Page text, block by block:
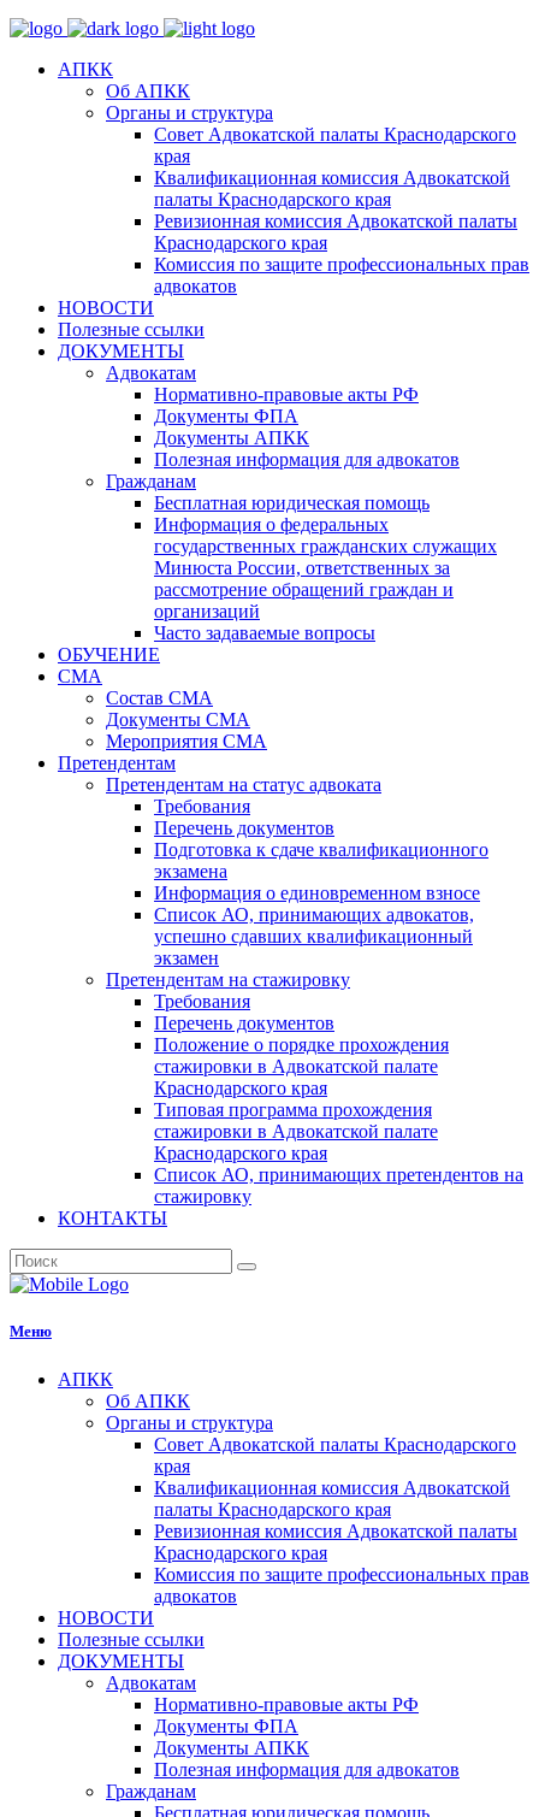
АПКК
Об АПКК
Органы и структура
Совет Адвокатской палаты Краснодарского
края
Квалификационная комиссия Адвокатской
палаты Краснодарского края
Ревизионная комиссия Адвокатской палаты
Краснодарского края
Комиссия по защите профессиональных прав
адвокатов
НОВОСТИ
Полезные ссылки
ДОКУМЕНТЫ
Адвокатам
Нормативно-правовые акты РФ
Документы ФПА
Документы АПКК
Полезная информация для адвокатов
Гражданам
Бесплатная юридическая помощь
Информация о федеральных
государственных гражданских служащих
Минюста России, ответственных за
рассмотрение обращений граждан и
организаций
Часто задаваемые вопросы
ОБУЧЕНИЕ
СМА
Состав СМА
Документы СМА
Мероприятия СМА
Претендентам
Претендентам на статус адвоката
Требования
Перечень документов
Подготовка к сдаче квалификационного
экзамена
Информация о единовременном взносе
Список АО, принимающих адвокатов,
успешно сдавших квалификационный
экзамен
Претендентам на стажировку
Требования
Перечень документов
Положение о порядке прохождения
стажировки в Адвокатской палате
Краснодарского края
Типовая программа прохождения
стажировки в Адвокатской палате
Краснодарского края
Список АО, принимающих претендентов на
стажировку
КОНТАКТЫ
Меню
АПКК
Об АПКК
Органы и структура
Совет Адвокатской палаты Краснодарского
края
Квалификационная комиссия Адвокатской
палаты Краснодарского края
Ревизионная комиссия Адвокатской палаты
Краснодарского края
Комиссия по защите профессиональных прав
адвокатов
НОВОСТИ
Полезные ссылки
ДОКУМЕНТЫ
Адвокатам
Нормативно-правовые акты РФ
Документы ФПА
Документы АПКК
Полезная информация для адвокатов
Гражданам
Бесплатная юридическая помощь